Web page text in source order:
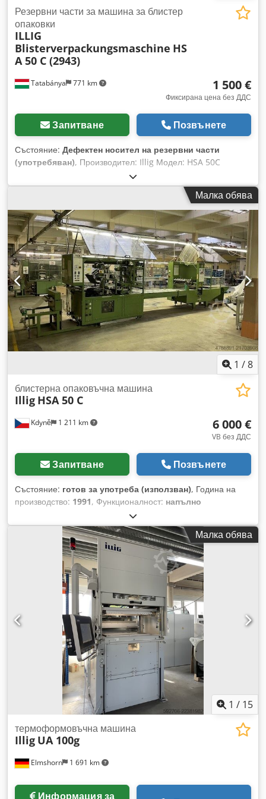
Tatabánya 771 km
Резервни части за машина за блистер
опаковки
ILLIG
Blisterverpackungsmaschine HS
A 50 C (2943)
1 500 €
Фиксирана цена без ДДС
Запитване Позвънете
Състояние: Дефектен носител на резервни части
(употребяван), Производител: Illig Модел: HSA 50C
Chjdsuk Dwfspfx Akrsa Машината е непълна и
неработеща! Само за резервни части!!
Малка обява
1 /8
Kdyně 1 211 km
блистерна опаковъчна машина
Illig HSA 50 C
6 000 €
VB без ДДС
Запитване Позвънете
Състояние: готов за употреба (използван), Година на
производство: 1991, Функционалност: напълно
, номер на машина/превозно средство:
616, тип входящ ток:Климатик, входящо напрежение:240
, връзка за сгъстен въздух:6 греда, ширина на филма:
, входящ ток:16 A, За продажба е блистер машина
ILLIG HSA 50 C, година на производство 1991. Това е
високопроизводителен автомат за непрекъснато блистерно
заваряване с подаване на карти, предназначен за
дебелини на фолиото от 150 µm до 400 µm (възможно и
по-високи, но не е тествано лично). Линията се предлага
цялостно (вижте снимките). Скорост: 1–9 цикъла/мин при 4-
кратно използване. Пример: ароматизатор – 4 продукта на
блистер палета = 2000 блистера/ч. Размери приблизително
9м x 1м x 2,25м. Размер на заваръчната палета: 57x32 см.
Машината е в 100% работещо състояние и все още е в
експлоатация. Възможен оглед и тест преди покупка.
Местоположение: Чехия (10 минути от баваро-чешката
граница при Фурт им Валд). Chedpfx Ajy Anifskrsa
Малка обява
1 / 15
Elmshorn 1 691 km
термоформовъчна машина
Illig UA 100g
Информация за